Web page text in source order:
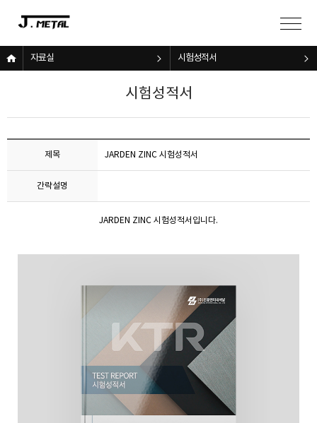
자료실 시험성적서
시험성적서
제목 JARDEN ZINC 시험성적서
간략설명
JARDEN ZINC 시험성적서입니다.